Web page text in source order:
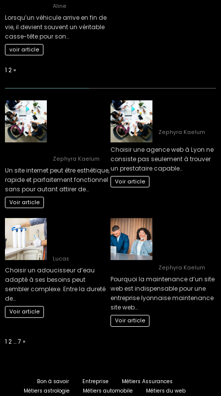
Aline
Lorsqu’un véhicule arrive en fin de
vie, il devient souvent un véritable
casse-tête pour son…
voir article
Page:
1 2Next
»
Zephyra Kaelum
Un site internet peut être esthétique,
rapide et parfaitement fonctionnel
sans pour autant attirer de…
Voir article
Zephyra Kaelum
Choisir une agence web à Lyon ne
consiste pas seulement à trouver
un prestataire capable…
Voir article
Lucas
Choisir un adoucisseur d’eau
adapté à ses besoins peut
sembler complexe. Entre la dureté
de…
Voir article
Zephyra Kaelum
Pourquoi la maintenance d’un site
web est indispensable pour une
entreprise lyonnaise maintenance
site web…
Voir article
Page:
1 2 …7 Next
»
Bon à savoir Entreprise
Métiers Assurances
Métiers astrologie
Métiers automobile Métiers du web